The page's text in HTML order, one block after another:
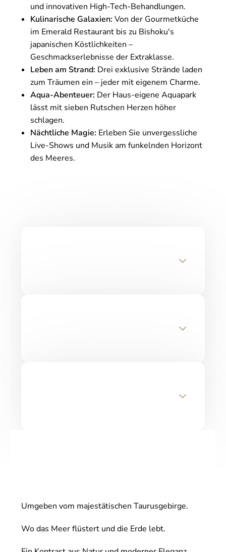
und innovativen High-Tech-Behandlungen.
Kulinarische Galaxien: Von der Gourmetküche
im Emerald Restaurant bis zu Bishoku's
japanischen Köstlichkeiten –
Geschmackserlebnisse der Extraklasse.
Leben am Strand: Drei exklusive Strände laden
zum Träumen ein – jeder mit eigenem Charme.
Aqua-Abenteuer: Der Haus-eigene Aquapark
lässt mit sieben Rutschen Herzen höher
schlagen.
Nächtliche Magie: Erleben Sie unvergessliche
Live-Shows und Musik am funkelnden Horizont
des Meeres.
Umgeben vom majestätischen Taurusgebirge.
Wo das Meer flüstert und die Erde lebt.